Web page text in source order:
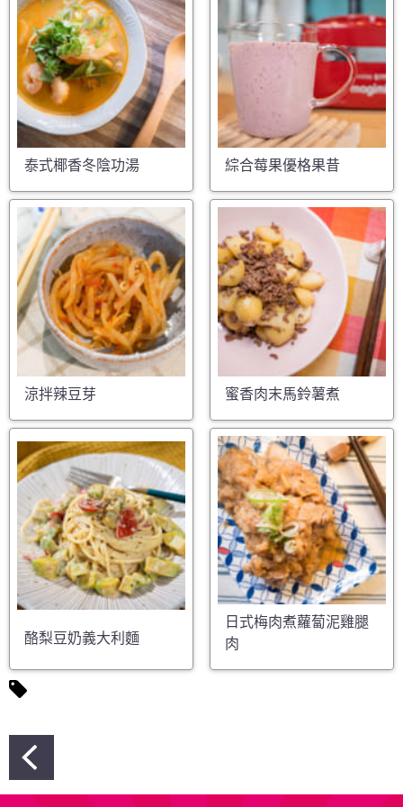
泰式椰香冬陰功湯 綜合莓果優格果昔
涼拌辣豆芽 蜜香肉末馬鈴薯煮
酪梨豆奶義大利麵
日式梅肉煮蘿蔔泥雞腿
肉
文
章